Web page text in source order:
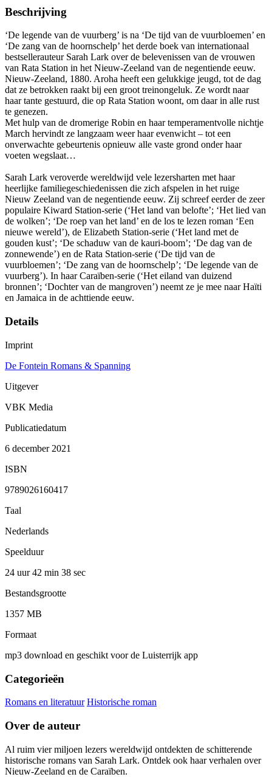
Beschrijving
‘De legende van de vuurberg’ is na ‘De tijd van de vuurbloemen’ en
‘De zang van de hoornschelp’ het derde boek van internationaal
bestsellerauteur Sarah Lark over de belevenissen van de vrouwen
van Rata Station in het Nieuw-Zeeland van de negentiende eeuw.
Nieuw-Zeeland, 1880. Aroha heeft een gelukkige jeugd, tot de dag
dat ze betrokken raakt bij een groot treinongeluk. Ze wordt naar
haar tante gestuurd, die op Rata Station woont, om daar in alle rust
te genezen.
Met hulp van de dromerige Robin en haar temperamentvolle nichtje
March hervindt ze langzaam weer haar evenwicht – tot een
onverwachte gebeurtenis opnieuw alle vaste grond onder haar
voeten wegslaat…
Sarah Lark veroverde wereldwijd vele lezersharten met haar
heerlijke familiegeschiedenissen die zich afspelen in het ruige
Nieuw Zeeland van de negentiende eeuw. Zij schreef eerder de zeer
populaire Kiward Station-serie (‘Het land van belofte’; ‘Het lied van
de wolken’; ‘De roep van het land’ en de los te lezen roman ‘Een
nieuwe wereld’), de Elizabeth Station-serie (‘Het land met de
gouden kust’; ‘De schaduw van de kauri-boom’; ‘De dag van de
zonnewende’) en de Rata Station-serie (‘De tijd van de
vuurbloemen’; ‘De zang van de hoornschelp’; ‘De legende van de
vuurberg’). In haar Caraïben-serie (‘Het eiland van duizend
bronnen’; ‘Dochter van de mangroven’) neemt ze je mee naar Haïti
en Jamaica in de achttiende eeuw.
Details
Imprint
De Fontein Romans & Spanning
Uitgever
VBK Media
Publicatiedatum
6 december 2021
ISBN
9789026160417
Taal
Nederlands
Speelduur
24 uur 42 min 38 sec
Bestandsgrootte
1357 MB
Formaat
mp3 download en geschikt voor de Luisterrijk app
Categorieën
Romans en literatuur Historische roman
Over de auteur
Al ruim vier miljoen lezers wereldwijd ontdekten de schitterende
historische romans van Sarah Lark. Ontdek ook haar verhalen over
Nieuw-Zeeland en de Caraïben.